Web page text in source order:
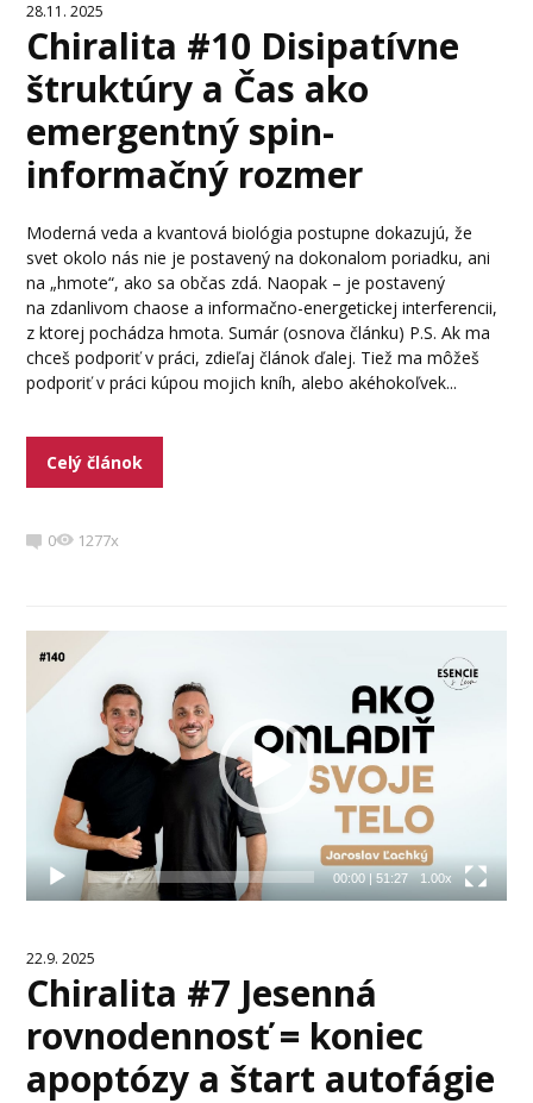
28.11. 2025
Chiralita #10 Disipatívne
štruktúry a Čas ako
emergentný spin-
informačný rozmer
Moderná veda a kvantová biológia postupne dokazujú, že
svet okolo nás nie je postavený na dokonalom poriadku, ani
na „hmote“, ako sa občas zdá. Naopak – je postavený
na zdanlivom chaose a informačno-energetickej interferencii,
z ktorej pochádza hmota. Sumár (osnova článku) P.S. Ak ma
chceš podporiť v práci, zdieľaj článok ďalej. Tiež ma môžeš
podporiť v práci kúpou mojich kníh, alebo akéhokoľvek...
Celý článok
0 1277x
prehrávač
00:00| 51:27 1.00x
22.9. 2025
Chiralita #7 Jesenná
rovnodennosť = koniec
apoptózy a štart autofágie